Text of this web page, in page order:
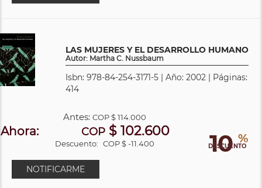
LAS MUJERES Y EL DESARROLLO HUMANO
Autor: Martha C. Nussbaum
Isbn: 978-84-254-3171-5 | Año: 2002 | Páginas:
414
10 %
DESCUENTO
Antes:COP$ 114.000
Ahora: COP$ 102.600
Descuento: COP $ -11.400
NOTIFICARME